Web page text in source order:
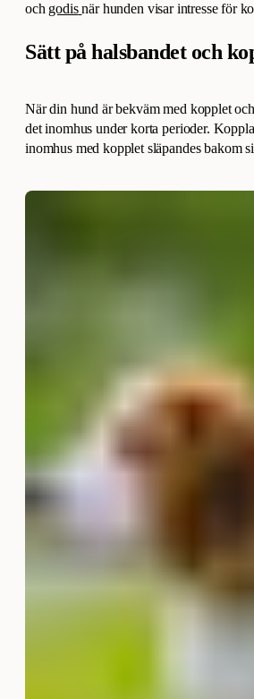
och godis när hunden visar intresse för
Sätt på halsbandet och
När din hund är bekväm med kopplet
det inomhus under korta perioder.
inomhus med kopplet släpandes bakom